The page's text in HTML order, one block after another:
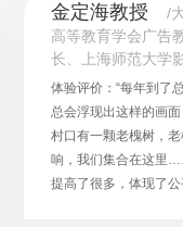
金定海教授
/
高等教育学会广告
长、上海师范大学
体验评价：“每年到了
总会浮现出这样的画
村口有一颗老槐树，
响，我们集合在这里
提高了很多，体现了公